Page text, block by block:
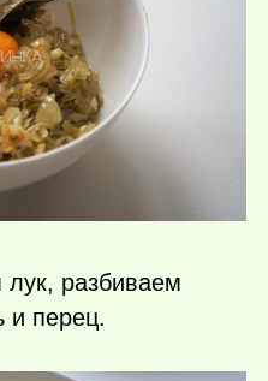
разбиваем
и перец.